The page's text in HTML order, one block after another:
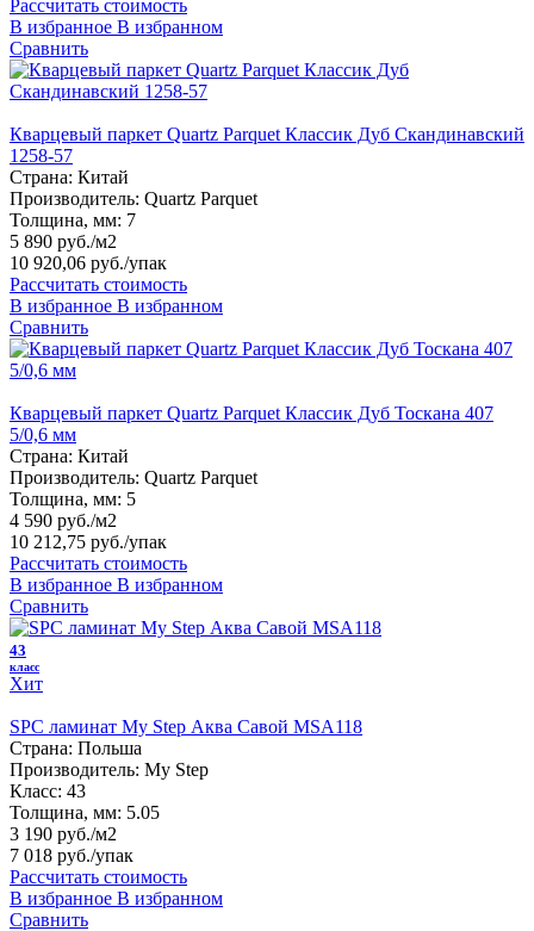
Рассчитать стоимость
В избранное В избранном
Сравнить
Кварцевый паркет Quartz Parquet Классик Дуб Скандинавский
1258-57
Страна: Китай
Производитель: Quartz Parquet
Толщина, мм: 7
5 890 руб./м2
10 920,06 руб./упак
Рассчитать стоимость
В избранное В избранном
Сравнить
Кварцевый паркет Quartz Parquet Классик Дуб Тоскана 407
5/0,6 мм
Страна: Китай
Производитель: Quartz Parquet
Толщина, мм: 5
4 590 руб./м2
10 212,75 руб./упак
Рассчитать стоимость
В избранное В избранном
Сравнить
43
класс
Хит
SPC ламинат My Step Аква Савой MSA118
Страна: Польша
Производитель: My Step
Класс: 43
Толщина, мм: 5.05
3 190 руб./м2
7 018 руб./упак
Рассчитать стоимость
В избранное В избранном
Сравнить